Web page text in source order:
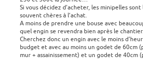
Si vous décidez d’acheter, les minipelles
souvent chères à l’achat.
A moins de prendre une bouse avec
quel engin se revendra bien après le chantier.
Cherchez donc un engin avec le moins
budget et avec au moins un godet de 60cm
mur + assainissement) et un godet de 40cm